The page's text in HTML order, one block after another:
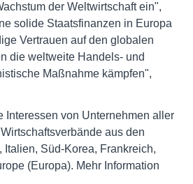
der Weltwirtschaft ein",
solide Staatsfinanzen in Europa
Vertrauen auf den globalen
die weltweite Handels- und
Maßnahme kämpfen",
Interessen von Unternehmen aller
aus den
Süd-Korea, Frankreich,
(Europa). Mehr Information